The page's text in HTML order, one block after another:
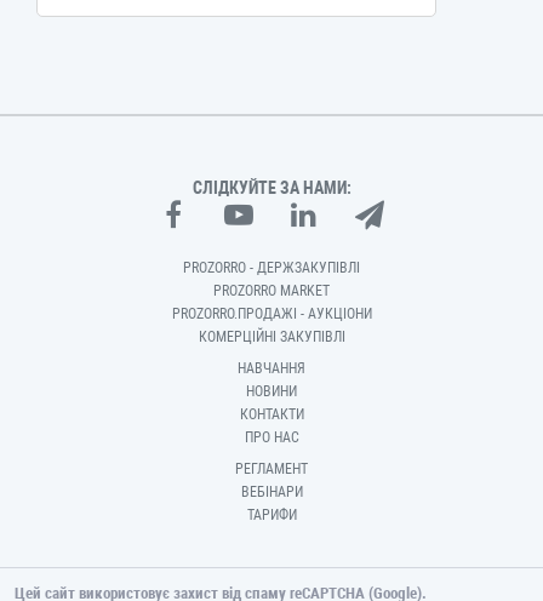
СЛІДКУЙТЕ ЗА НАМИ:
PROZORRO - ДЕРЖЗАКУПІВЛІ
PROZORRO MARKET
PROZORRO.ПРОДАЖІ - АУКЦІОНИ
КОМЕРЦІЙНІ ЗАКУПІВЛІ
НАВЧАННЯ
НОВИНИ
КОНТАКТИ
ПРО НАС
РЕГЛАМЕНТ
ВЕБІНАРИ
ТАРИФИ
Цей сайт використовує захист від спаму reCAPTCHA (Google).